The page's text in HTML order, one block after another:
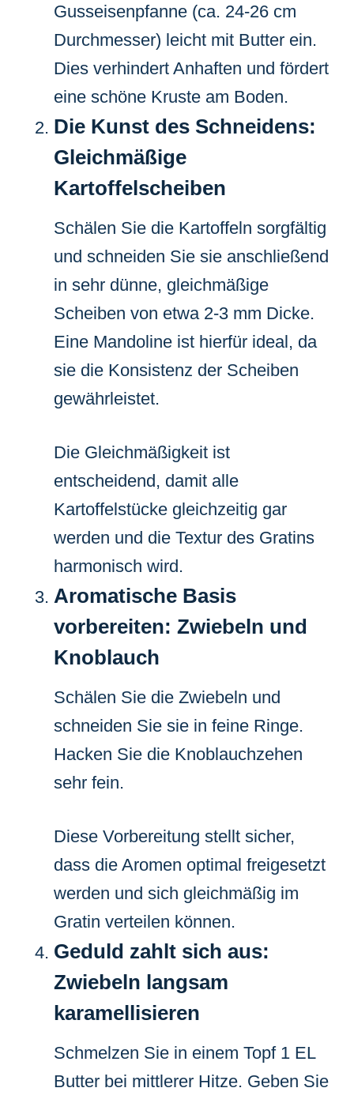
Gusseisenpfanne (ca. 24-26 cm
Durchmesser) leicht mit Butter ein.
Dies verhindert Anhaften und fördert
eine schöne Kruste am Boden.
Die Kunst des Schneidens:
Gleichmäßige
Kartoffelscheiben
Schälen Sie die Kartoffeln sorgfältig
und schneiden Sie sie anschließend
in sehr dünne, gleichmäßige
Scheiben von etwa 2-3 mm Dicke.
Eine Mandoline ist hierfür ideal, da
sie die Konsistenz der Scheiben
gewährleistet.
Die Gleichmäßigkeit ist
entscheidend, damit alle
Kartoffelstücke gleichzeitig gar
werden und die Textur des Gratins
harmonisch wird.
Aromatische Basis
vorbereiten: Zwiebeln und
Knoblauch
Schälen Sie die Zwiebeln und
schneiden Sie sie in feine Ringe.
Hacken Sie die Knoblauchzehen
sehr fein.
Diese Vorbereitung stellt sicher,
dass die Aromen optimal freigesetzt
werden und sich gleichmäßig im
Gratin verteilen können.
Geduld zahlt sich aus:
Zwiebeln langsam
karamellisieren
Schmelzen Sie in einem Topf 1 EL
Butter bei mittlerer Hitze. Geben Sie